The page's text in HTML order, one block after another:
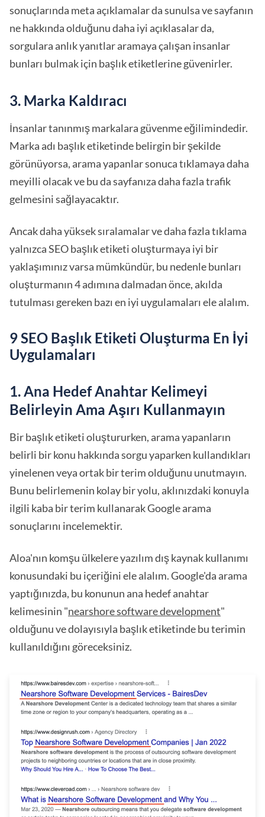
sonuçlarında meta açıklamalar da sunulsa ve sayfanın
ne hakkında olduğunu daha iyi açıklasalar da,
sorgulara anlık yanıtlar aramaya çalışan insanlar
bunları bulmak için başlık etiketlerine güvenirler.
3. Marka Kaldıracı
İnsanlar tanınmış markalara güvenme eğilimindedir.
Marka adı başlık etiketinde belirgin bir şekilde
görünüyorsa, arama yapanlar sonuca tıklamaya daha
meyilli olacak ve bu da sayfanıza daha fazla trafik
gelmesini sağlayacaktır.
Ancak daha yüksek sıralamalar ve daha fazla tıklama
yalnızca SEO başlık etiketi oluşturmaya iyi bir
yaklaşımınız varsa mümkündür, bu nedenle bunları
oluşturmanın 4 adımına dalmadan önce, akılda
tutulması gereken bazı en iyi uygulamaları ele alalım.
9 SEO Başlık Etiketi Oluşturma En İyi
Uygulamaları
1. Ana Hedef Anahtar Kelimeyi
Belirleyin Ama Aşırı Kullanmayın
Bir başlık etiketi oluştururken, arama yapanların
belirli bir konu hakkında sorgu yaparken kullandıkları
yinelenen veya ortak bir terim olduğunu unutmayın.
Bunu belirlemenin kolay bir yolu, aklınızdaki konuyla
ilgili kaba bir terim kullanarak Google arama
sonuçlarını incelemektir.
Aloa'nın komşu ülkelere yazılım dış kaynak kullanımı
konusundaki bu içeriğini ele alalım. Google'da arama
yaptığınızda, bu konunun ana hedef anahtar
kelimesinin "nearshore software development"
olduğunu ve dolayısıyla başlık etiketinde bu terimin
kullanıldığını göreceksiniz.